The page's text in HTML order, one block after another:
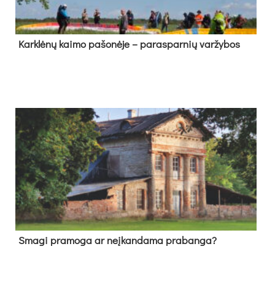
Kark­lė­nų kai­mo pa­šo­nė­je – pa­ras­par­nių var­žy­bos
Sma­gi pra­mo­ga ar neį­kan­da­ma pra­ban­ga?